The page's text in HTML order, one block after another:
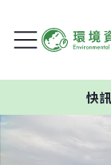
風機